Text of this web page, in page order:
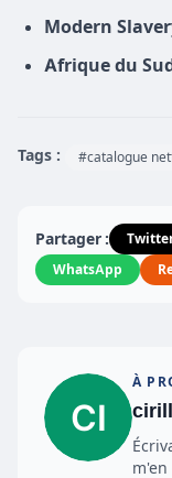
Modern
Afrique du
Tags : #catalogue
Partager :
WhatsApp
À
m'en